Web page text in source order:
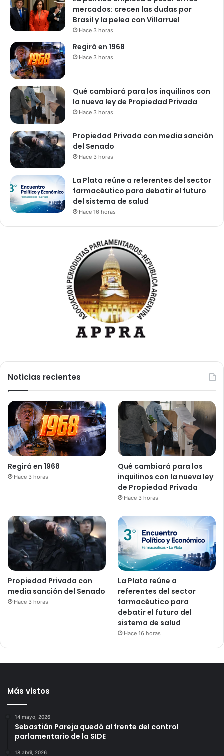
mercados: crecen las dudas por
Brasil y la pelea con Villarruel
Hace 3 horas
Regirá en 1968
Hace 3 horas
Qué cambiará para los inquilinos con
la nueva ley de Propiedad Privada
Hace 3 horas
Propiedad Privada con media sanción
del Senado
Hace 3 horas
La Plata reúne a referentes del sector
farmacéutico para debatir el futuro
del sistema de salud
Hace 16 horas
Noticias recientes
Regirá en 1968
Hace 3 horas
Qué cambiará para los
inquilinos con la nueva ley
de Propiedad Privada
Hace 3 horas
Propiedad Privada con
media sanción del Senado
Hace 3 horas
La Plata reúne a
referentes del sector
farmacéutico para
debatir el futuro del
sistema de salud
Hace 16 horas
Más vistos
14 mayo, 2026
Sebastián Pareja quedó al frente del control
parlamentario de la SIDE
18 abril, 2026